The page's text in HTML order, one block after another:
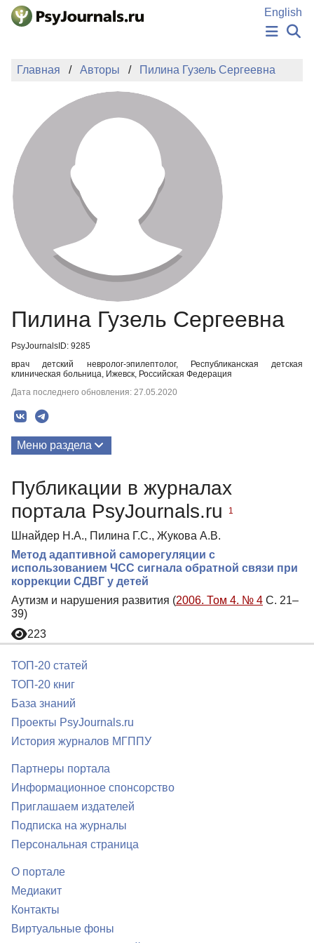
Перейти к основному содержанию
English
НОВОСТИ
АВТОРЫ
ПОДАТЬ РУКОПИСЬ
БАЗА ЗНАНИЙ
КЛЮЧЕВЫЕ СЛОВА
Регистрация
Главная Авторы Пилина Гузель Сергеевна
Пилина Гузель Сергеевна
PsyJournalsID: 9285
врач детский невролог-эпилептолог, Республиканская детская
клиническая больница, Ижевск, Российская Федерация
Дата последнего обновления: 27.05.2020
Меню раздела
Публикации в журналах
портала PsyJournals.ru
1
Шнайдер Н.А., Пилина Г.С., Жукова А.В.
Метод адаптивной саморегуляции с
использованием ЧСС сигнала обратной связи при
коррекции СДВГ у детей
Аутизм и нарушения развития (2006. Том 4. № 4 С. 21–
39)
223
ТОП-20 статей
ТОП-20 книг
База знаний
Проекты PsyJournals.ru
История журналов МГППУ
Партнеры портала
Информационное спонсорство
Приглашаем издателей
Подписка на журналы
Персональная страница
О портале
Медиакит
Контакты
Виртуальные фоны